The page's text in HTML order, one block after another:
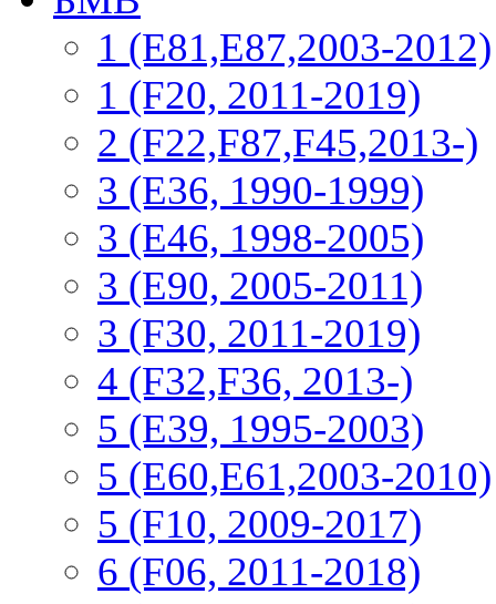
1 (E81,E87,2003-2012)
1 (F20, 2011-2019)
2 (F22,F87,F45,2013-)
3 (Е36, 1990-1999)
3 (E46, 1998-2005)
3 (E90, 2005-2011)
3 (F30, 2011-2019)
4 (F32,F36, 2013-)
5 (E39, 1995-2003)
5 (E60,E61,2003-2010)
5 (F10, 2009-2017)
6 (F06, 2011-2018)